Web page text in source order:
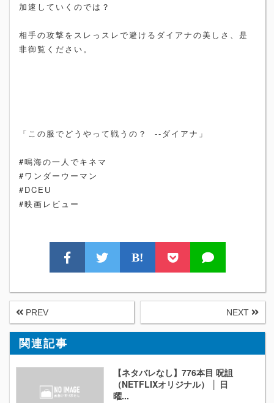
加速していくのでは？
相手の攻撃をスレっスレで避けるダイアナの美しさ、是
非御覧ください。
「この服でどうやって戦うの？ --ダイアナ」
#鳴海の一人でキネマ
#ワンダーウーマン
#DCEU
#映画レビュー
B!
PREV NEXT
関連記事
【ネタバレなし】776本目 呪詛
（NETFLIXオリジナル） │ 日
曜...